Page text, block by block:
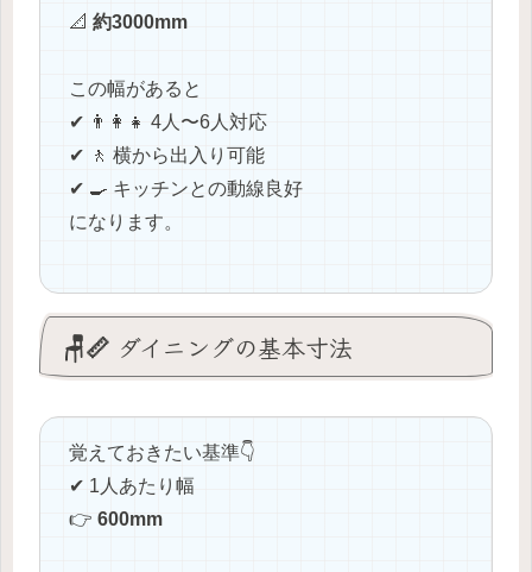
📐 約3000mm
この幅があると
✔ 👨‍👩‍👧 4人〜6人対応
✔ 🚶 横から出入り可能
✔ 🍳 キッチンとの動線良好
になります。
🪑📏 ダイニングの基本寸法
覚えておきたい基準👇
✔ 1人あたり幅
👉 600mm